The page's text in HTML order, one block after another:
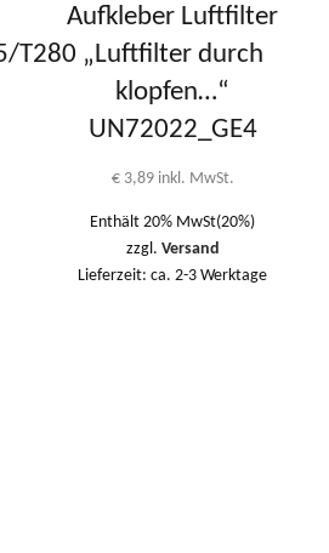
T280
Aufkleber Luftfilter
„Luftfilter durch
klopfen…“
UN72022_GE4
€3,89 inkl. MwSt.
Enthält 20% MwSt(20%)
zzgl. Versand
Lieferzeit: ca. 2-3 Werktage